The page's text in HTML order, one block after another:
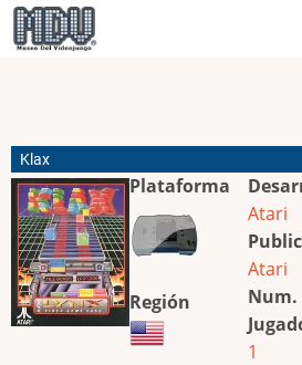
Pasar
al
Klax
Plataforma
Región
Atari
Atari
Num.
1